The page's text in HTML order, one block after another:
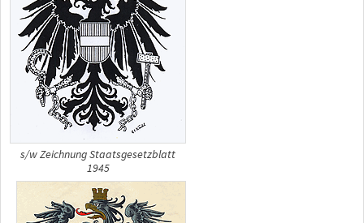
s/w Zeichnung Staatsgesetzblatt
1945